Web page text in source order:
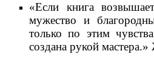
«Если книга
мужество и
только по этим
создана рукой